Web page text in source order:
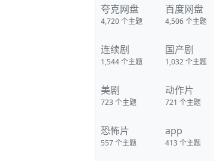
夸克网盘
4,720 个主题
百度网盘
4,506 个主题
连续剧
1,544 个主题
国产剧
1,032个主题
美剧
723 个主题
动作片
721个主题
恐怖片
557 个主题
app
413个主题